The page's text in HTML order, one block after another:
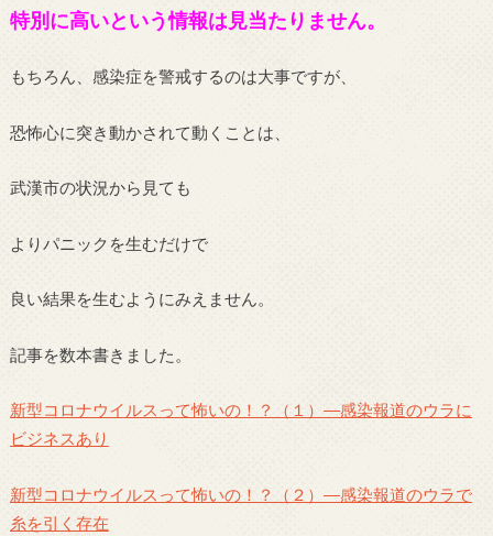
特別に高いという情報は見当たりません。
もちろん、感染症を警戒するのは大事ですが、
恐怖心に突き動かされて動くことは、
武漢市の状況から見ても
よりパニックを生むだけで
良い結果を生むようにみえません。
記事を数本書きました。
新型コロナウイルスって怖いの！？（１）―感染報道のウラに
ビジネスあり
新型コロナウイルスって怖いの！？（２）―感染報道のウラで
糸を引く存在